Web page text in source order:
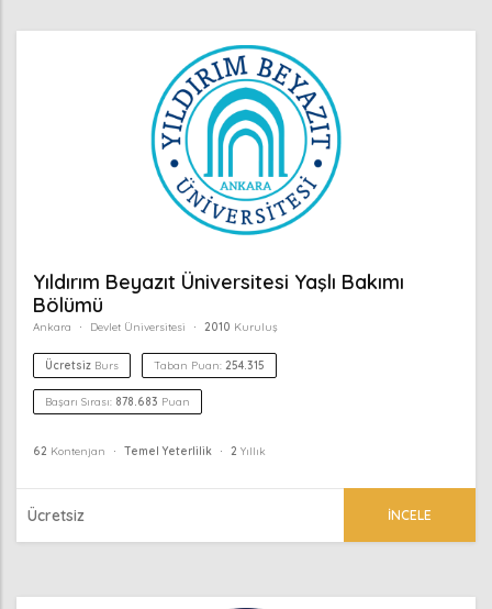
Yıldırım Beyazıt Üniversitesi Yaşlı Bakımı
Bölümü
Ankara Devlet Üniversitesi 2010 Kuruluş
Ücretsiz Burs Taban Puan: 254.315
Başarı Sırası: 878.683 Puan
62 Kontenjan Temel Yeterlilik 2 Yıllık
Ücretsiz İNCELE